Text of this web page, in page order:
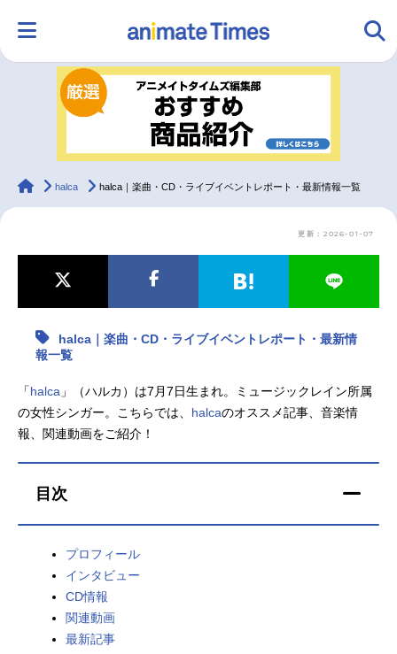
ランキング アニメ
ラジオ
最新記事一覧
アニメ記事一覧 声優記事一覧
アニメ映画一覧
今期アニメ曜日別一覧
春アニメ
男性声優/女性声優一覧
animateTimes
halca halca｜楽曲・CD・ライブイベントレポート・最新情報一覧
更新：2026-01-07
halca｜楽曲・CD・ライブイベントレポート・最新情
報一覧
「halca 」（ハルカ）は7月7日生まれ。ミュージックレイン所属
の女性シンガー。こちらでは、 halcaのオススメ記事、音楽情
報、関連動画をご紹介！
目次
プロフィール
インタビュー
CD情報
関連動画
最新記事